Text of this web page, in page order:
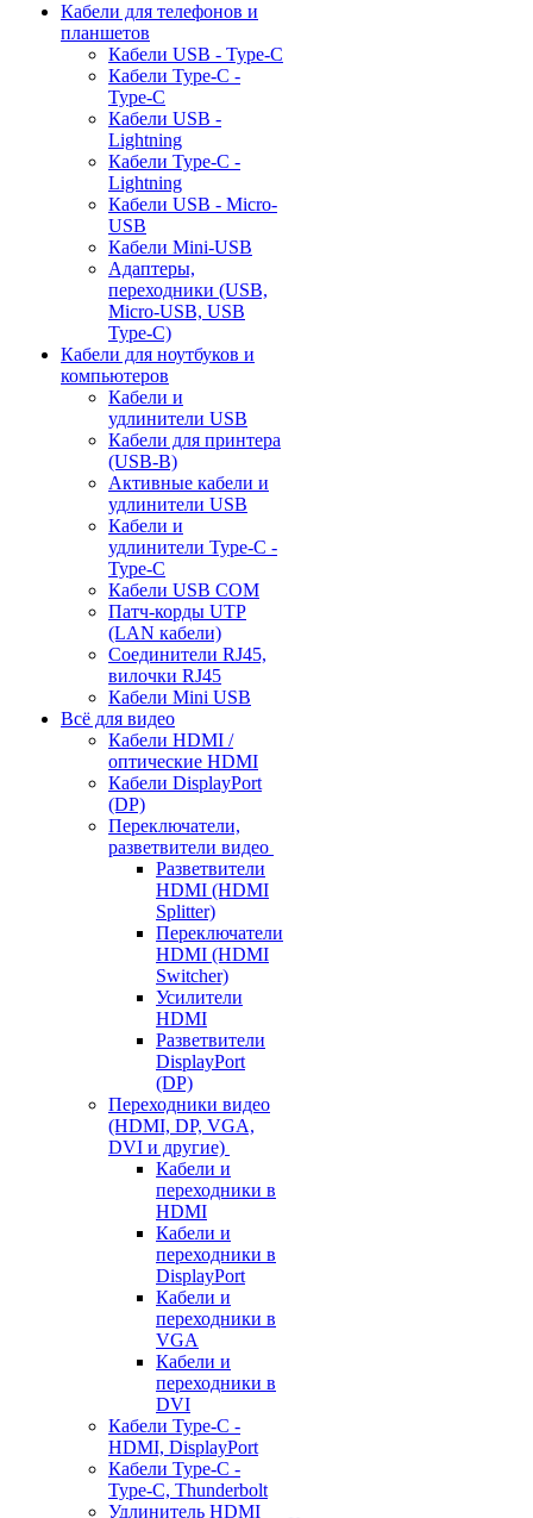
Кабели для телефонов и
планшетов
Кабели USB - Type-C
Кабели Type-C -
Type-C
Кабели USB -
Lightning
Кабели Type-C -
Lightning
Кабели USB - Micro-
USB
Кабели Mini-USB
Адаптеры,
переходники (USB,
Micro-USB, USB
Type-C)
Кабели для ноутбуков и
компьютеров
Кабели и
удлинители USB
Кабели для принтера
(USB-B)
Активные кабели и
удлинители USB
Кабели и
удлинители Type-C -
Type-C
Кабели USB COM
Патч-корды UTP
(LAN кабели)
Соединители RJ45,
вилочки RJ45
Кабели Mini USB
Всё для видео
Кабели HDMI /
оптические HDMI
Кабели DisplayPort
(DP)
Переключатели,
разветвители видео
Разветвители
HDMI (HDMI
Splitter)
Переключатели
HDMI (HDMI
Switcher)
Усилители
HDMI
Разветвители
DisplayPort
(DP)
Переходники видео
(HDMI, DP, VGA,
DVI и другие)
Кабели и
переходники в
HDMI
Кабели и
переходники в
DisplayPort
Кабели и
переходники в
VGA
Кабели и
переходники в
DVI
Кабели Type-C -
HDMI, DisplayPort
Кабели Type-C -
Type-C, Thunderbolt
Удлинитель HDMI